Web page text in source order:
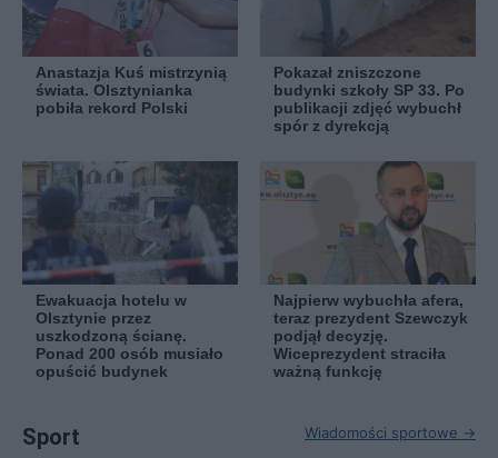
Anastazja Kuś mistrzynią
świata. Olsztynianka
pobiła rekord Polski
Pokazał zniszczone
budynki szkoły SP 33. Po
publikacji zdjęć wybuchł
spór z dyrekcją
Ewakuacja hotelu w
Olsztynie przez
uszkodzoną ścianę.
Ponad 200 osób musiało
opuścić budynek
Najpierw wybuchła afera,
teraz prezydent Szewczyk
podjął decyzję.
Wiceprezydent straciła
ważną funkcję
Sport Wiadomości sportowe →